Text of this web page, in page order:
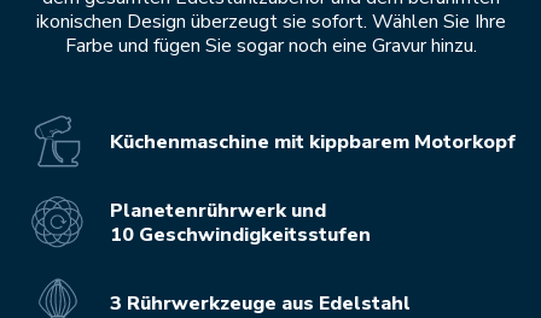
ikonischen Design überzeugt sie sofort. Wählen Sie Ihre
Farbe und fügen Sie sogar noch eine Gravur hinzu.
Küchenmaschine mit kippbarem Motorkopf
Planetenrührwerk und
10 Geschwindigkeitsstufen
3 Rührwerkzeuge aus Edelstahl